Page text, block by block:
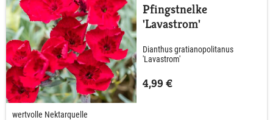
Pfingstnelke
'Lavastrom'
Dianthus gratianopolitanus
'Lavastrom'
4,99 €
wertvolle Nektarquelle